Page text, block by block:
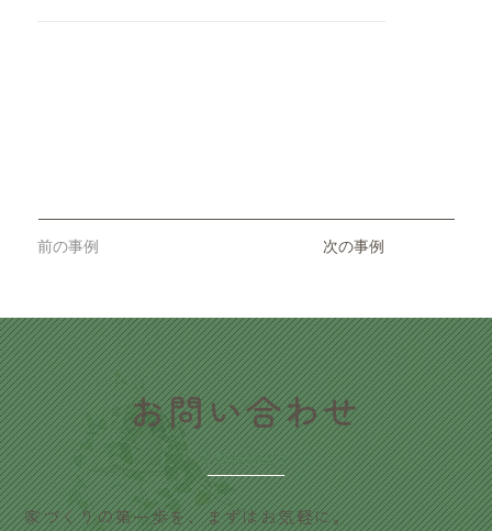
前の事例 次の事例
​お問い合わせ
CONTACT
家づくりの第一歩を、まずはお気軽に。